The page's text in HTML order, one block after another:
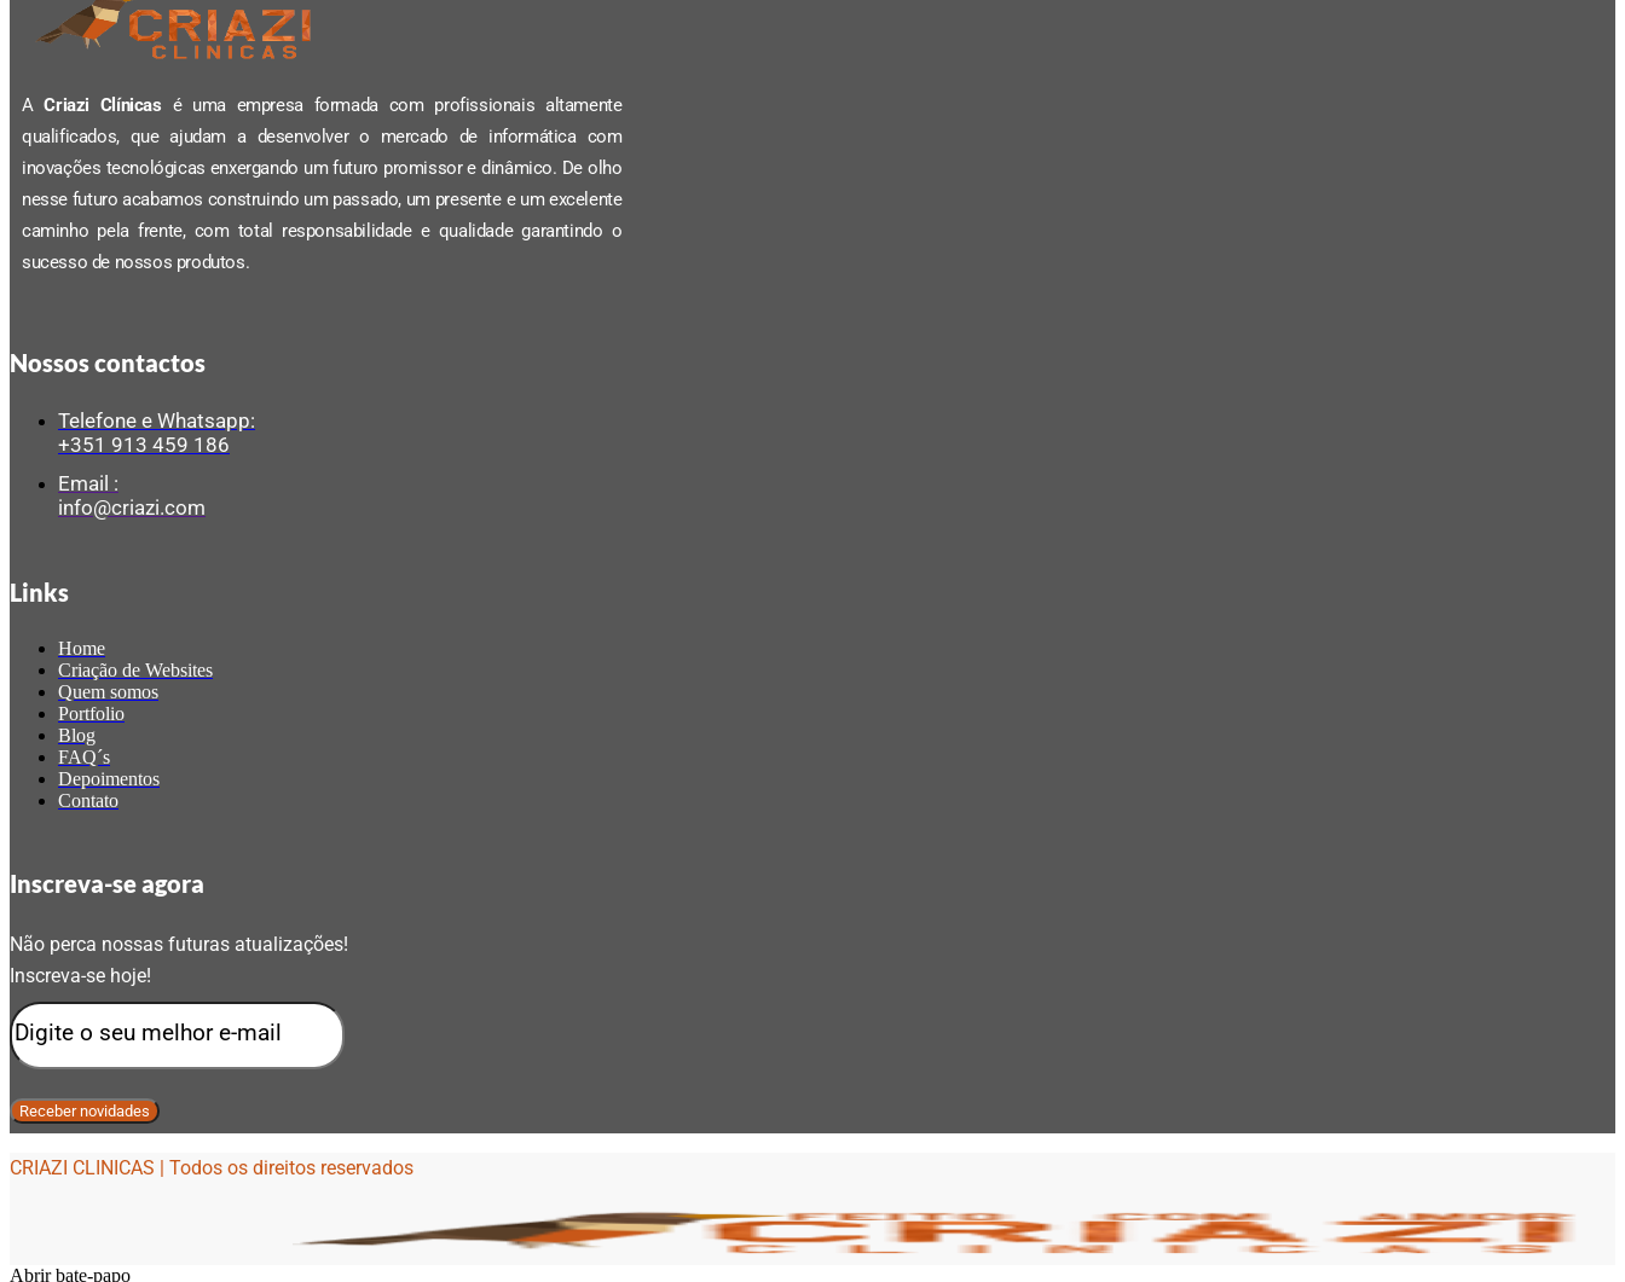
ACriazi Clínicas é uma empresa formada com profissionais altamente
qualificados, que ajudam a desenvolver o mercado de informática com
inovações tecnológicas enxergando um futuro promissor e dinâmico. De olho
nesse futuro acabamos construindo um passado, um presente e um excelente
caminho pela frente, com total responsabilidade e qualidade garantindo o
sucesso de nossos produtos.
Nossos contactos
Telefone e Whatsapp:
+351 913 459 186
Email :
info@criazi.com
Links
Home
Criação de Websites
Quem somos
Portfolio
Blog
FAQ´s
Depoimentos
Contato
Inscreva-se agora
Não perca nossas futuras atualizações!
Inscreva-se hoje!
CRIAZI CLINICAS | Todos os direitos reservados
Abrir bate-papo